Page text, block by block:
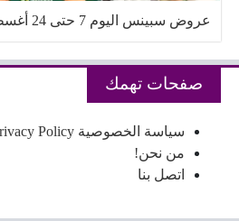
عروض سبينس اليوم 7 حتى 24 أغسطس 2026
صفحات تهمك
سياسة الخصوصية Privacy Policy
من نحن!
اتصل بنا